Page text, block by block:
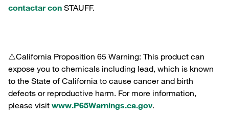
contactar con STAUFF.
⚠️California Proposition 65 Warning: This product can
expose you to chemicals including lead, which is known
to the State of California to cause cancer and birth
defects or reproductive harm. For more information,
please visit www.P65Warnings.ca.gov.